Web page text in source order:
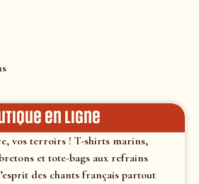
en ligne
vos terroirs ! T-shirts marins,
et tote-bags aux refrains
des chants français partout